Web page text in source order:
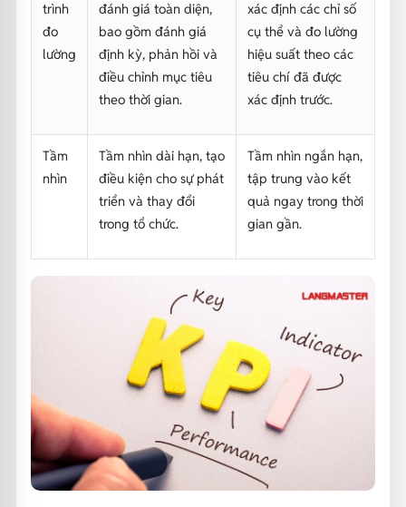
trình
đo
lường
đánh giá toàn diện,
bao gồm đánh giá
định kỳ, phản hồi và
điều chỉnh mục tiêu
theo thời gian.
xác định các chỉ số
cụ thể và đo lường
hiệu suất theo các
tiêu chí đã được
xác định trước.
Tầm
nhìn
Tầm nhìn dài hạn, tạo
điều kiện cho sự phát
triển và thay đổi
trong tổ chức.
Tầm nhìn ngắn hạn,
tập trung vào kết
quả ngay trong thời
gian gần.